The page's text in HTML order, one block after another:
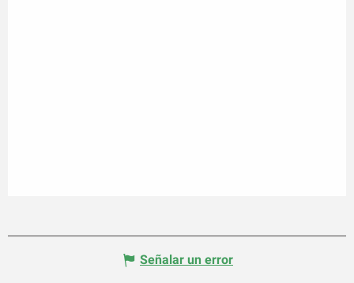
Señalar un error